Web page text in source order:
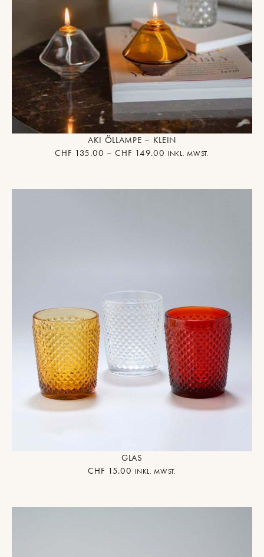
AKI ÖLLAMPE – KLEIN
CHF 135.00 – CHF 149.00 INKL. MWST.
GLAS
CHF 15.00 INKL. MWST.